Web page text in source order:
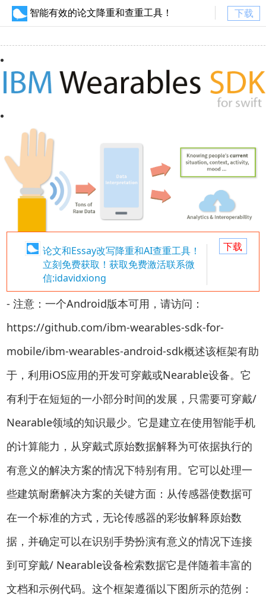
智能有效的论文降重和查重工具！ 下载
论文和Essay改写降重和AI查重工具！
立刻免费获取！获取免费激活联系微
信:idavidxiong
下载
- 注意：一个Android版本可用，请访问：
https://github.com/ibm-wearables-sdk-for-
mobile/ibm-wearables-android-sdk概述该框架有助
于，利用iOS应用的开发可穿戴或Nearable设备。它
有利于在短短的一小部分时间的发展，只需要可穿戴/
Nearable领域的知识最少。它是建立在使用智能手机
的计算能力，从穿戴式原始数据解释为可依据执行的
有意义的解决方案的情况下特别有用。它可以处理一
些建筑耐磨解决方案的关键方面：从传感器使数据可
在一个标准的方式，无论传感器的彩妆解释原始数
据，并确定可以在识别手势扮演有意义的情况下连接
到可穿戴/ Nearable设备检索数据它是伴随着丰富的
文档和示例代码。这个框架遵循以下图所示的范例：